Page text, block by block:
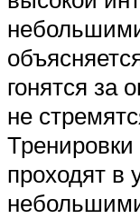
гонятся
не
проходят в